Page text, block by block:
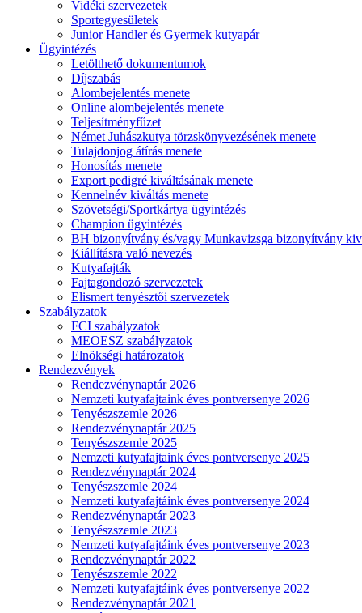
Vidéki szervezetek
Sportegyesületek
Junior Handler és Gyermek kutyapár
Ügyintézés
Letölthető dokumentumok
Díjszabás
Alombejelentés menete
Online alombejelentés menete
Teljesítményfűzet
Német Juhászkutya törzskönyvezésének menete
Tulajdonjog átírás menete
Honosítás menete
Export pedigré kiváltásának menete
Kennelnév kiváltás menete
Szövetségi/Sportkártya ügyintézés
Champion ügyintézés
BH bizonyítvány és/vagy Munkavizsga bizonyítvány
Kiállításra való nevezés
Kutyafajták
Fajtagondozó szervezetek
Elismert tenyésztői szervezetek
Szabályzatok
FCI szabályzatok
MEOESZ szabályzatok
Elnökségi határozatok
Rendezvények
Rendezvénynaptár 2026
Nemzeti kutyafajtaink éves pontversenye 2026
Tenyészszemle 2026
Rendezvénynaptár 2025
Tenyészszemle 2025
Nemzeti kutyafajtaink éves pontversenye 2025
Rendezvénynaptár 2024
Tenyészszemle 2024
Nemzeti kutyafajtáink éves pontversenye 2024
Rendezvénynaptár 2023
Tenyészszemle 2023
Nemzeti kutyafajtáink éves pontversenye 2023
Rendezvénynaptár 2022
Tenyészszemle 2022
Nemzeti kutyafajtáink éves pontversenye 2022
Rendezvénynaptár 2021